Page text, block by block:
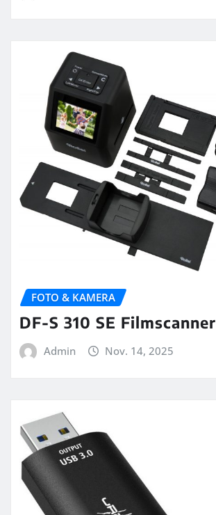
FOTO & KAMERA
DF-S 310 SE Filmscanner
Admin Nov. 14, 2025